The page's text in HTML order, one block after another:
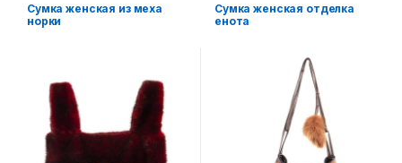
Сумка женская из меха
норки
Сумка женская отделка
енота